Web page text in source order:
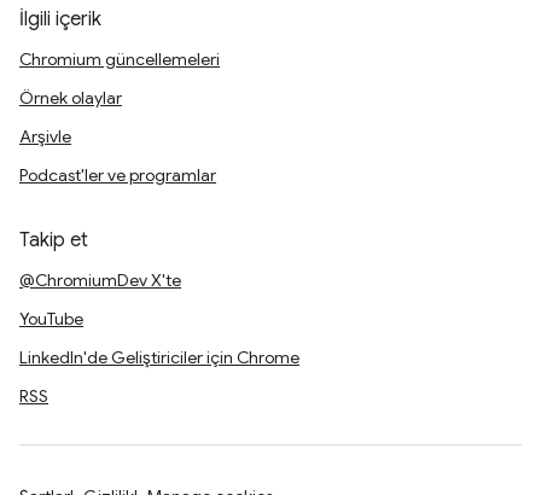
İlgili içerik
Chromium güncellemeleri
Örnek olaylar
Arşivle
Podcast'ler ve programlar
Takip et
@ChromiumDev X'te
YouTube
LinkedIn'de Geliştiriciler için Chrome
RSS